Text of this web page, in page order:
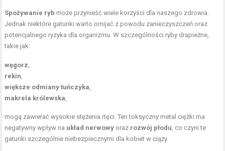
Spożywanie ryb może przynieść wiele korzyści dla naszego zdrowia.
Jednak niektóre gatunki warto omijać z powodu zanieczyszczeń oraz
potencjalnego ryzyka dla organizmu. W szczególności ryby drapieżne,
takie jak:
węgorz
rekin
większe odmiany tuńczyka
makrela królewska
mogą zawierać wysokie stężenia rtęci. Ten toksyczny metal ciężki ma
negatywny wpływ na układ nerwowy oraz rozwój płodu , co czyni te
gatunki szczególnie niebezpiecznymi dla kobiet w ciąży.